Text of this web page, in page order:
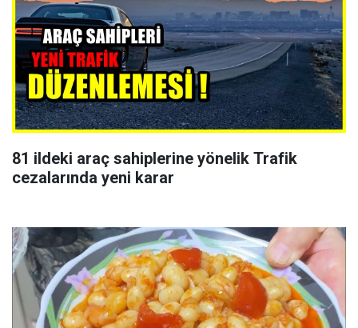
81 ildeki araç sahiplerine yönelik Trafik
cezalarında yeni karar